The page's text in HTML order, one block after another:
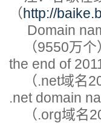
（http://
Domain
（9550万个
the end of
（.net域名
.net domain
（.org域名